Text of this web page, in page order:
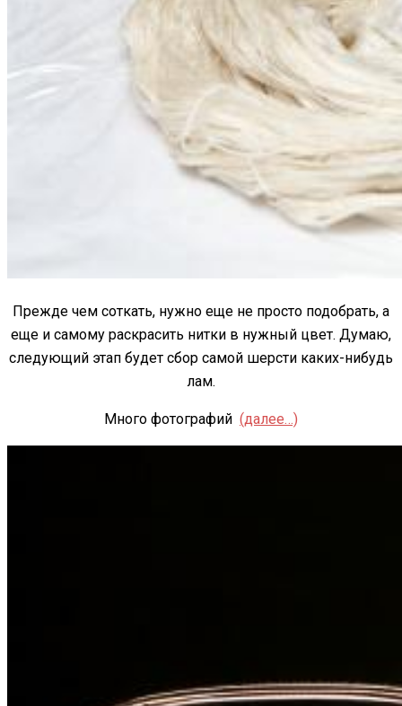
Прежде чем соткать, нужно еще не просто подобрать, а
еще и самому раскрасить нитки в нужный цвет. Думаю,
следующий этап будет сбор самой шерсти каких-нибудь
лам.
Много фотографий (далее…)